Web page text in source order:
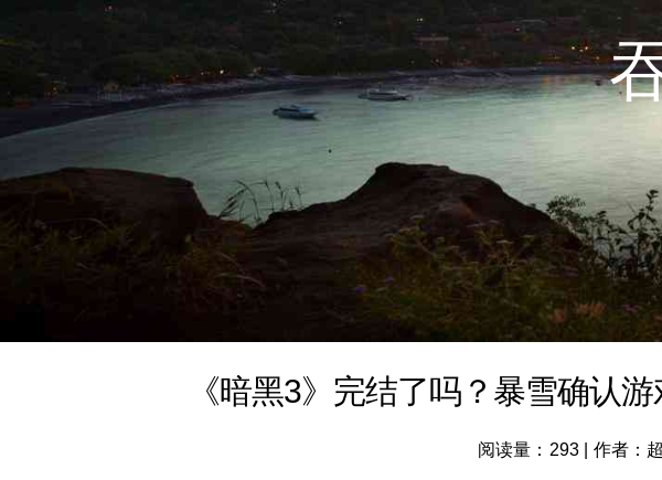
《暗黑3》完结了吗？暴雪确认
阅读量：293 作者：